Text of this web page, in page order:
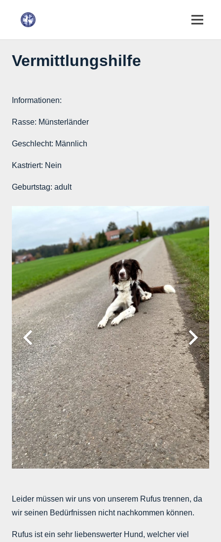
Vermittlungshilfe
Informationen:
Rasse: Münsterländer
Geschlecht: Männlich
Kastriert: Nein
Geburtstag: adult
Leider müssen wir uns von unserem Rufus trennen, da
wir seinen Bedürfnissen nicht nachkommen können.
Rufus ist ein sehr liebenswerter Hund, welcher viel